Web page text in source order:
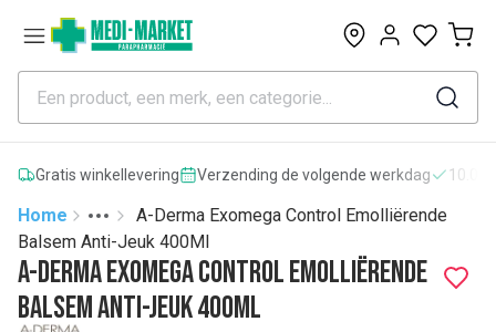
0
Gratis winkellevering Verzending de volgende werkdag
Home
More
Toggle menu
A-Derma Exomega Control Emolliërende
Balsem Anti-Jeuk 400Ml
A-Derma Exomega Control Emolliërende
Balsem Anti-Jeuk 400Ml